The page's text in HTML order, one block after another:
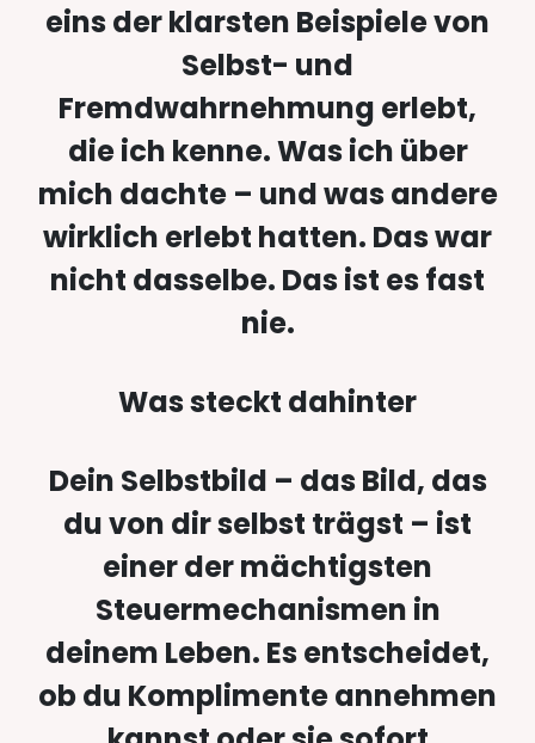
eins der klarsten Beispiele von
Selbst- und
Fremdwahrnehmung erlebt,
die ich kenne. Was ich über
mich dachte – und was andere
wirklich erlebt hatten. Das war
nicht dasselbe. Das ist es fast
nie.
Was steckt dahinter
Dein Selbstbild – das Bild, das
du von dir selbst trägst – ist
einer der mächtigsten
Steuermechanismen in
deinem Leben. Es entscheidet,
ob du Komplimente annehmen